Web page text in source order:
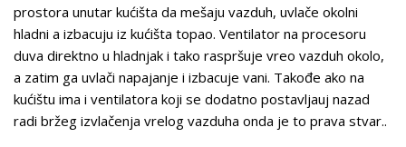
prostora unutar kućišta da mešaju vazduh, uvlače okolni
hladni a izbacuju iz kućišta topao. Ventilator na procesoru
duva direktno u hladnjak i tako raspršuje vreo vazduh okolo,
a zatim ga uvlači napajanje i izbacuje vani. Takođe ako na
kućištu ima i ventilatora koji se dodatno postavljauj nazad
radi bržeg izvlačenja vrelog vazduha onda je to prava stvar..